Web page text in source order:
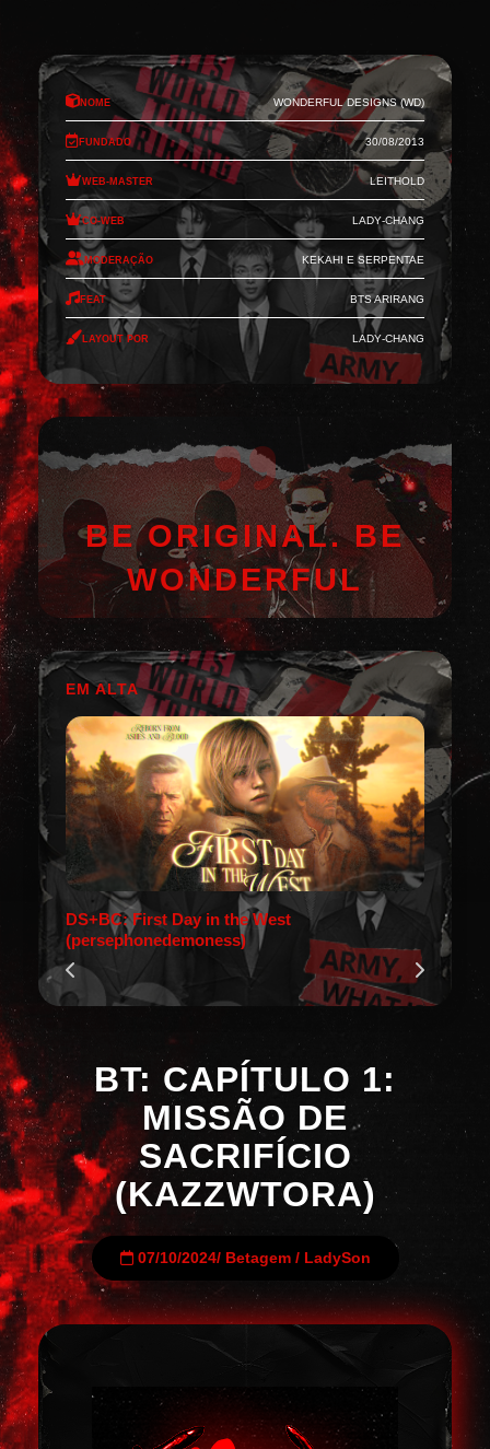
Nome Wonderful Designs (WD)
Fundado 30/08/2013
Web-Master Leithold
Co-Web Lady-Chang
Moderação Kekahi e Serpentae
Feat BTS Arirang
Layout por Lady-Chang
BE ORIGINAL. BE
WONDERFUL
EM ALTA
DS+BC: First Day in the West
(persephonedemoness)
BT: CAPÍTULO 1:
MISSÃO DE
SACRIFÍCIO
(KAZZWTORA)
07/10/2024/ Betagem/ LadySon